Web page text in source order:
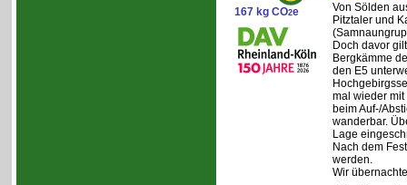
167 kg CO2e
Von Sölden
Pitztaler und
Doch davor
Bergkämme
den E5
mal wieder
beim Auf-/
wanderbar.
Lage
Nach dem
werden.
Wir